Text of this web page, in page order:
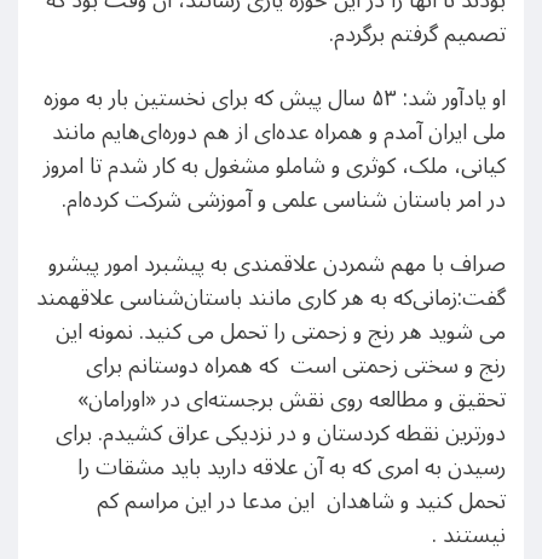
تصمیم گرفتم برگردم.
او یادآور شد: ۵۳ سال پیش که برای نخستین بار به موزه
ملی ایران آمدم و همراه عده‌ای از هم دوره‌ای‌هایم مانند
کیانی، ملک، کوثری و شاملو مشغول به کار شدم تا امروز
در امر باستان شناسی علمی و آموزشی شرکت کرده‌ام.
صراف با مهم شمردن علاقمندی به پیشبرد امور پیشرو
گفت:زمانی‌که به هر کاری مانند باستان‌شناسی علاقهمند
می شوید هر رنج و زحمتی را تحمل می کنید. نمونه این
رنج و سختی زحمتی است که همراه دوستانم برای
تحقیق و مطالعه روی نقش برجسته‌ای در «اورامان»
دورترین نقطه کردستان و در نزدیکی عراق کشیدم. برای
رسیدن به امری که به آن علاقه دارید باید مشقات را
تحمل کنید و شاهدان این مدعا در این مراسم کم
نیستند .